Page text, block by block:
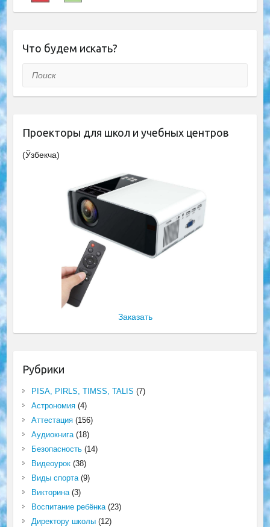
Что будем искать?
Поиск
Проекторы для школ и учебных центров
(Ўзбекча)
Заказать
Рубрики
PISA, PIRLS, TIMSS, TALIS (7)
Астрономия(4)
Аттестация(156)
Аудиокнига(18)
Безопасность(14)
Видеоурок(38)
Виды спорта(9)
Викторина(3)
Воспитание ребёнка(23)
Директору школы(12)